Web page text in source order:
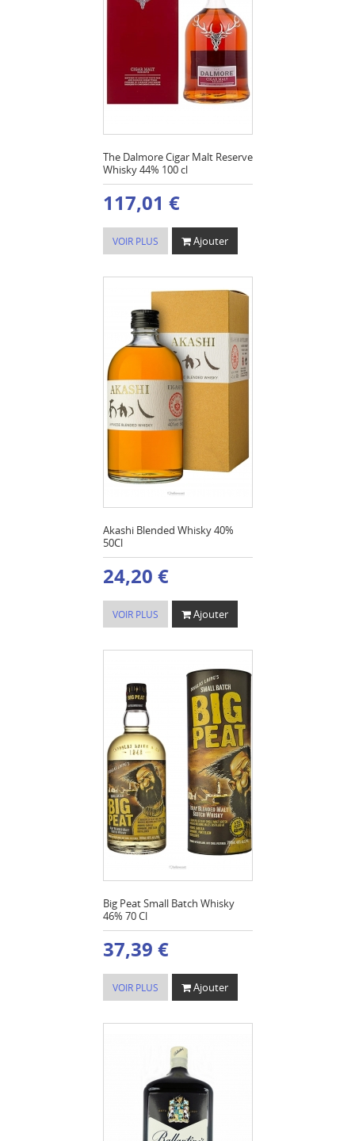
The Dalmore Cigar Malt Reserve
Whisky 44% 100 cl
117,01 €
VOIR PLUS Ajouter
Akashi Blended Whisky 40%
50Cl
24,20 €
VOIR PLUS Ajouter
Big Peat Small Batch Whisky
46% 70 Cl
37,39 €
VOIR PLUS Ajouter